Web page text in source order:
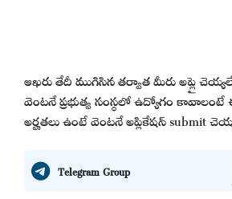
ఆఖరు తేదీ ముగిసిన తర్వాత మీరు అప్లై
వెంటనే ప్రభుత్వ సంస్థలో ఉద్యోగం
అర్హతలు ఉంటే వెంటనే అప్లికేషన్ submit
Telegram Group